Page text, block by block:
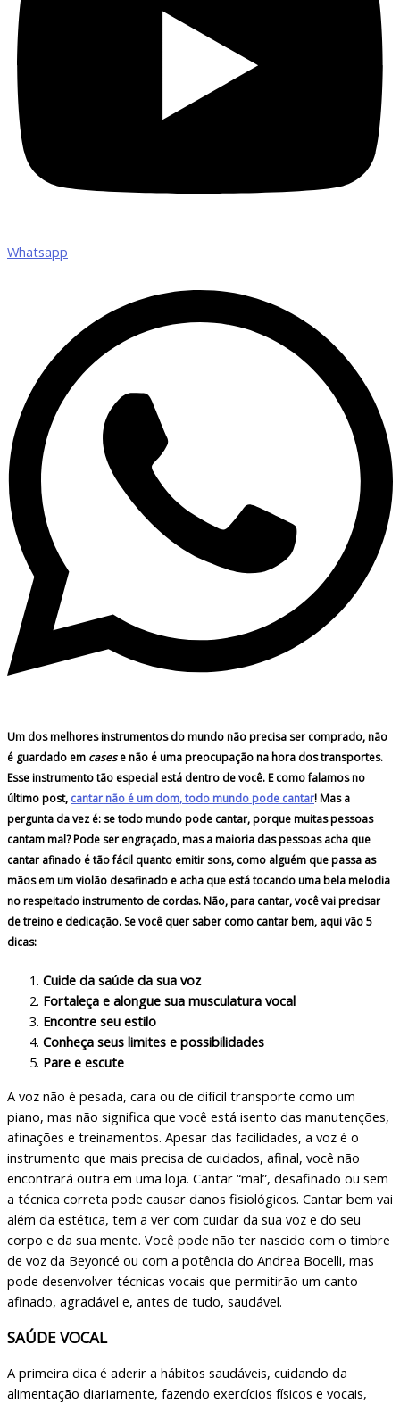
Whatsapp
Um dos melhores instrumentos do mundo não precisa ser comprado, não
é guardado em casese não é uma preocupação na hora dos transportes.
Esse instrumento tão especial está dentro de você. E como falamos no
último post, cantar não é um dom, todo mundo pode cantar! Mas a
pergunta da vez é:se todo mundo pode cantar, porque muitas pessoas
cantam mal?Pode ser engraçado, mas a maioria das pessoas acha que
cantar afinado é tão fácil quanto emitir sons, como alguém que passa as
mãos em um violão desafinado e acha que está tocando uma bela melodia
no respeitado instrumento de cordas. Não, para cantar, você vai precisar
de treino e dedicação. Se você quer saber como cantar bem, aqui vão 5
dicas:
Cuide da saúde da sua voz
Fortaleça e alongue sua musculatura vocal
Encontre seu estilo
Conheça seus limites e possibilidades
Pare e escute
A voz não é pesada, cara ou de difícil transporte como um
piano, mas não significa que você está isento das manutenções,
afinações e treinamentos. Apesar das facilidades, a voz é o
instrumento que mais precisa de cuidados, afinal, você não
encontrará outra em uma loja. Cantar “mal”, desafinado ou sem
a técnica correta pode causar danos fisiológicos. Cantar bem vai
além da estética, tem a ver com cuidar da sua voz e do seu
corpo e da sua mente. Você pode não ter nascido com o timbre
de voz da Beyoncé ou com a potência do Andrea Bocelli, mas
pode desenvolver técnicas vocais que permitirão um canto
afinado, agradável e, antes de tudo, saudável.
SAÚDE VOCAL
A primeira dica é aderir a hábitos saudáveis, cuidando da
alimentação diariamente, fazendo exercícios físicos e vocais,